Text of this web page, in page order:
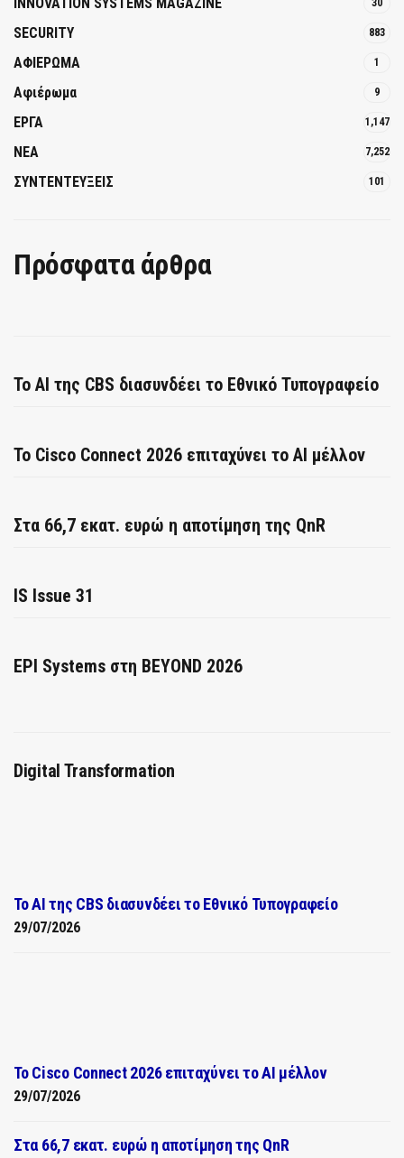
SECURITY 883
ΑΦΙΕΡΩΜΑ 1
Αφιέρωμα 9
ΕΡΓΑ 1,147
ΝΕΑ 7,252
ΣΥΝΤΕΝΤΕΥΞΕΙΣ 101
Πρόσφατα άρθρα
Το AI της CBS διασυνδέει το Εθνικό Τυπογραφείο
Το Cisco Connect 2026 επιταχύνει το AI μέλλον
Στα 66,7 εκατ. ευρώ η αποτίμηση της QnR
IS Issue 31
EPI Systems στη BEYOND 2026
Digital Transformation
Το AI της CBS διασυνδέει το Εθνικό Τυπογραφείο
29/07/2026
Το Cisco Connect 2026 επιταχύνει το AI μέλλον
29/07/2026
Στα 66,7 εκατ. ευρώ η αποτίμηση της QnR